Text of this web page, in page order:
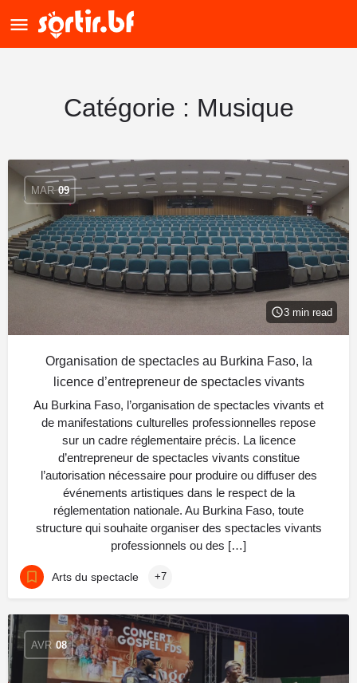
Catégorie : Musique
MAR 09
3 min read
Organisation de spectacles au Burkina Faso, la
licence d’entrepreneur de spectacles vivants
Au Burkina Faso, l’organisation de spectacles vivants et
de manifestations culturelles professionnelles repose
sur un cadre réglementaire précis. La licence
d’entrepreneur de spectacles vivants constitue
l’autorisation nécessaire pour produire ou diffuser des
événements artistiques dans le respect de la
réglementation nationale. Au Burkina Faso, toute
structure qui souhaite organiser des spectacles vivants
professionnels ou des […]
Arts du spectacle +7
AVR 08